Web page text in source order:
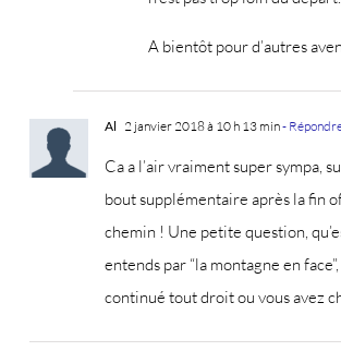
A bientôt pour d’autres
Al 2 janvier 2018 à 10 h 13 min-
Ca a l’air vraiment super sympa,
bout supplémentaire après la fin
chemin ! Une petite question,
entends par “la montagne en
continué tout droit ou vous avez